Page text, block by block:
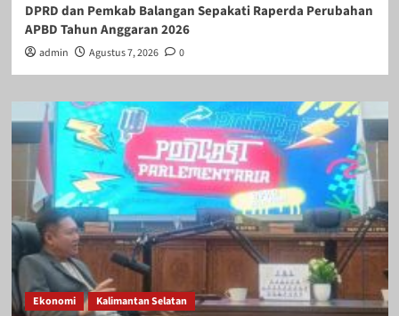
DPRD dan Pemkab Balangan Sepakati Raperda Perubahan
APBD Tahun Anggaran 2026
admin Agustus 7, 2026 0
Ekonomi Kalimantan Selatan